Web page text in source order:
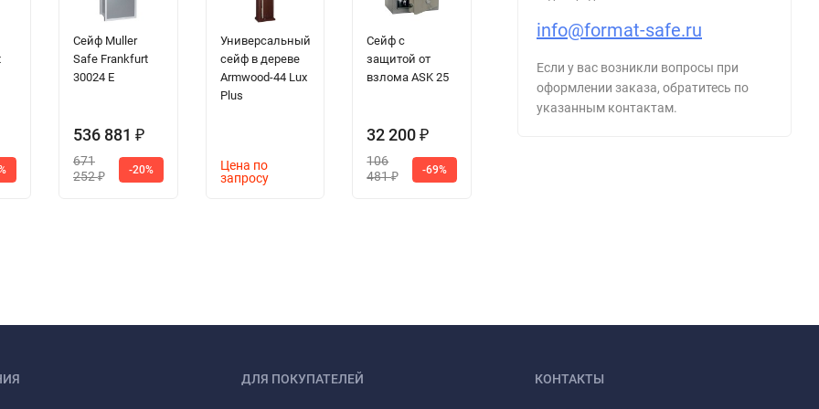
Сейф Muller
Safe Frankfurt
30024 E
536 881 ₽
671
252₽
-20%
Универсальный
сейф в дереве
Armwood-44 Lux
Plus
Цена по
запросу
Сейф с
защитой от
взлома ASK 25
32 200₽
106
481₽
-69%
Сейф Juwel
Ключница КЛ 1
info@format-safe.ru
Если у вас возникли вопросы при
оформлении заказа, обратитесь по
указанным контактам.
ДЛЯ ПОКУПАТЕЛЕЙ КОНТАКТЫ